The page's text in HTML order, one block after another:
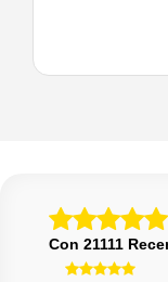
Con 21111